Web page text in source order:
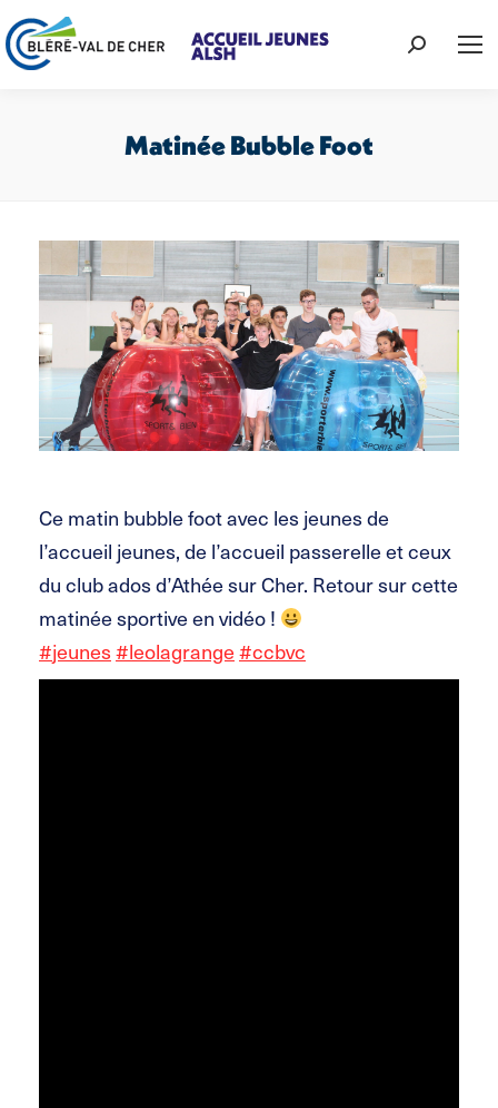
Recherche
Matinée Bubble Foot
Ce matin bubble foot avec les jeunes de
l’accueil jeunes, de l’accueil passerelle et ceux
du club ados d’Athée sur Cher. Retour sur cette
matinée sportive en vidéo !
#jeunes#leolagrange#ccbvc